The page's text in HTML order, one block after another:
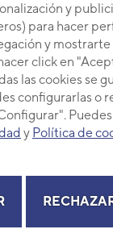
y
para hacer
y
click en
las cookies se
configurarlas o
y Política de
VER DETALLE
EXTERIOR
MICRO
3IVF1111 - Ref.
EXTERIOR
MICRO